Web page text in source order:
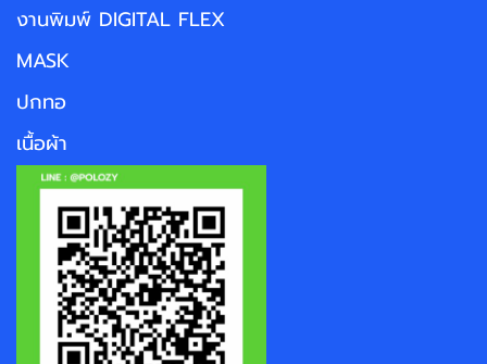
งานพิมพ์ DIGITAL FLEX
MASK
ปกทอ
เนื้อผ้า